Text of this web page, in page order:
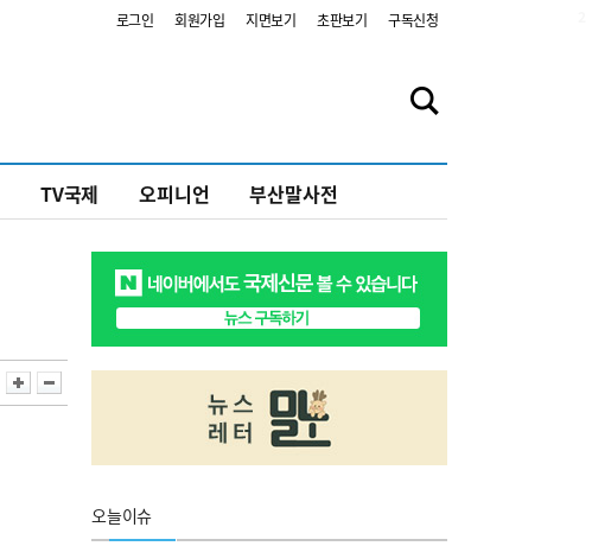
로그인 회원가입 지면보기 초판보기 구독신청
TV국제 오피니언 부산말사전
오늘이슈